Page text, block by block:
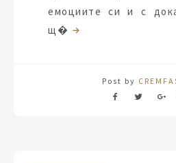
емоциите си и с
щ�
Post by